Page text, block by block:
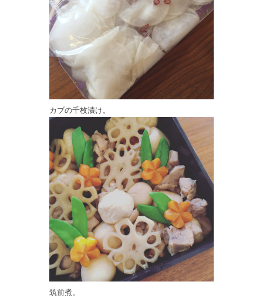
カブの千枚漬け。
筑前煮。